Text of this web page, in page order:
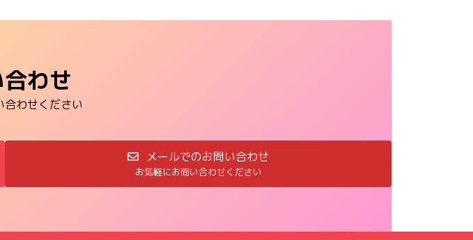
わせ
合わせください
メールでのお問い合わせ
お気軽にお問い合わせください